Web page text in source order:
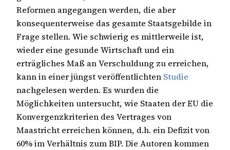
Reformen angegangen werden, die aber
konsequenterweise das gesamte Staatsgebilde in
Frage stellen. Wie schwierig es mittlerweile ist,
wieder eine gesunde Wirtschaft und ein
erträgliches Maß an Verschuldung zu erreichen,
kann in einer jüngst veröffentlichten Studie
nachgelesen werden. Es wurden die
Möglichkeiten untersucht, wie Staaten der EU die
Konvergenzkriterien des Vertrages von
Maastricht erreichen können, d.h. ein Defizit von
60% im Verhältnis zum BIP. Die Autoren kommen